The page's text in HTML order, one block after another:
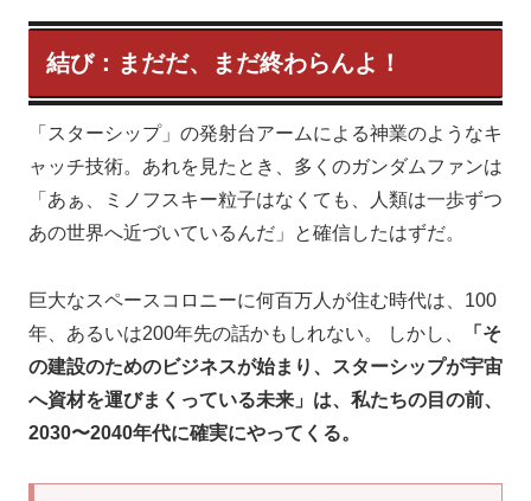
結び：まだだ、まだ終わらんよ！
「スターシップ」の発射台アームによる神業のようなキ
ャッチ技術。あれを見たとき、多くのガンダムファンは
「あぁ、ミノフスキー粒子はなくても、人類は一歩ずつ
あの世界へ近づいているんだ」と確信したはずだ。
巨大なスペースコロニーに何百万人が住む時代は、100
年、あるいは200年先の話かもしれない。 しかし、
「そ
の建設のためのビジネスが始まり、スターシップが宇宙
へ資材を運びまくっている未来」は、私たちの目の前、
2030〜2040年代に確実にやってくる。